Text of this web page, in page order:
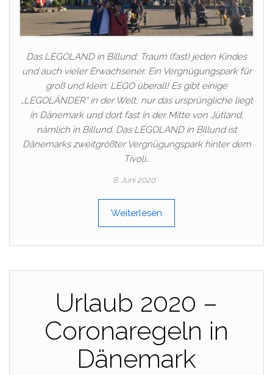
Das LEGOLAND in Billund: Traum (fast) jeden Kindes
und auch vieler Erwachsener. Ein Vergnügungspark für
groß und klein: LEGO überall! Es gibt einige
„LEGOLÄNDER“ in der Welt, nur das ursprüngliche liegt
in Dänemark und dort fast in der Mitte von Jütland,
nämlich in Billund. Das LEGOLAND in Billund ist
Dänemarks zweitgrößter Vergnügungspark hinter dem
Tivoli…
8. Juni 2020
Weiterlesen
Urlaub 2020 –
Coronaregeln in
Dänemark